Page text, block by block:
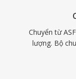
sự kiện
trực tuyến
đáng tin
thông chính
giáo dục
Chuyển từ
lượng. Bộ